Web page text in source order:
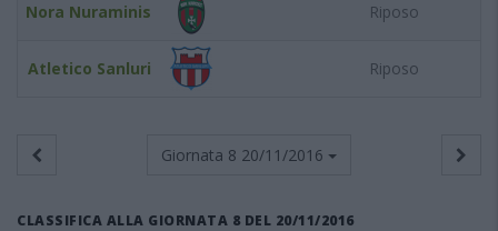
Nora Nuraminis Riposo
Atletico Sanluri Riposo
Giornata 8 20/11/2016
CLASSIFICA ALLA GIORNATA 8 DEL 20/11/2016